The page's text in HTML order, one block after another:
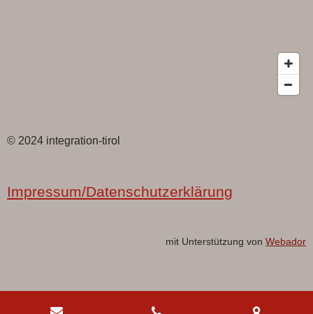
© 2024 integration-tirol
Impressum/Datenschutzerklärung
mit Unterstützung von Webador